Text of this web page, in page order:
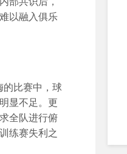
以融入俱乐
比赛中，球
显不足。更
全队进行俯
练赛失利之